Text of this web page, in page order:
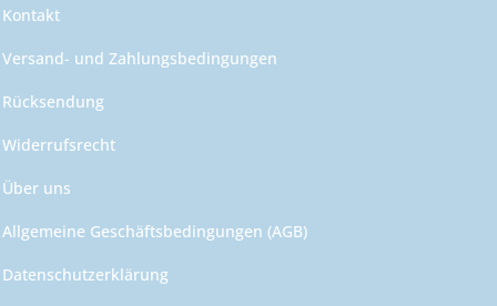
Kontakt
Versand- und Zahlungsbedingungen
Rücksendung
Widerrufsrecht
Über uns
Allgemeine Geschäftsbedingungen (AGB)
Datenschutzerklärung